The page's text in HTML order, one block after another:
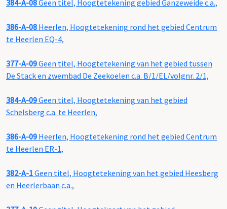
384-A-08Geen titel, Hoogtetekening gebied Ganzeweide c.a.,
386-A-08 Heerlen, Hoogtetekening rond het gebied Centrum
te Heerlen EQ-4,
377-A-09Geen titel, Hoogtetekening van het gebied tussen
De Stack en zwembad De Zeekoelen c.a. B/1/EL/volgnr. 2/1,
384-A-09Geen titel, Hoogtetekening van het gebied
Schelsberg c.a. te Heerlen,
386-A-09 Heerlen, Hoogtetekening rond het gebied Centrum
te Heerlen ER-1,
382-A-1Geen titel, Hoogtetekening van het gebied Heesberg
en Heerlerbaan c.a.,